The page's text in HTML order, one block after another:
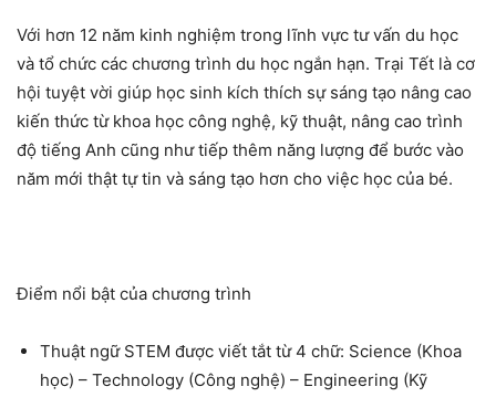
Với hơn 12 năm kinh nghiệm trong lĩnh vực tư vấn du học
và tổ chức các chương trình du học ngắn hạn. Trại Tết là cơ
hội tuyệt vời giúp học sinh kích thích sự sáng tạo nâng cao
kiến thức từ khoa học công nghệ, kỹ thuật, nâng cao trình
độ tiếng Anh cũng như tiếp thêm năng lượng để bước vào
năm mới thật tự tin và sáng tạo hơn cho việc học của bé.
Điểm nổi bật của chương trình
Thuật ngữ STEM được viết tắt từ 4 chữ: Science (Khoa
học) – Technology (Công nghệ) – Engineering (Kỹ